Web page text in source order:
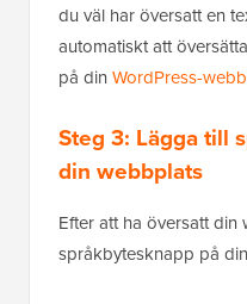
du väl har översatt en
automatiskt att
på din WordPress-
Steg 3: Lägga till
din webbplats
Efter att ha översatt
språkbytesknapp på